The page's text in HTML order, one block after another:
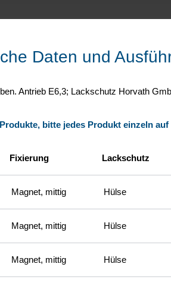
Daten und
bitte jedes Produkt einzeln
Fixierung Lackschutz
Magnet, mittig Hülse
Magnet, mittig Hülse
Magnet, mittig Hülse